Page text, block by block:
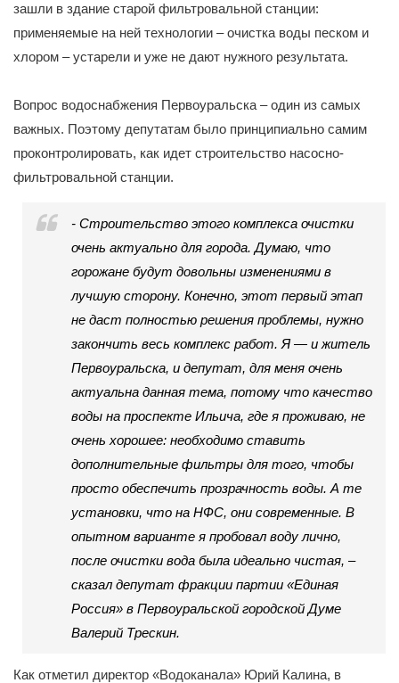
зашли в здание старой фильтровальной станции:
применяемые на ней технологии – очистка воды песком и
хлором – устарели и уже не дают нужного результата.
Вопрос водоснабжения Первоуральска – один из самых
важных. Поэтому депутатам было принципиально самим
проконтролировать, как идет строительство насосно-
фильтровальной станции.
- Строительство этого комплекса очистки
очень актуально для города. Думаю, что
горожане будут довольны изменениями в
лучшую сторону. Конечно, этот первый этап
не даст полностью решения проблемы, нужно
закончить весь комплекс работ. Я — и житель
Первоуральска, и депутат, для меня очень
актуальна данная тема, потому что качество
воды на проспекте Ильича, где я проживаю, не
очень хорошее: необходимо ставить
дополнительные фильтры для того, чтобы
просто обеспечить прозрачность воды. А те
установки, что на НФС, они современные. В
опытном варианте я пробовал воду лично,
после очистки вода была идеально чистая, –
сказал депутат фракции партии «Единая
Россия» в Первоуральской городской Думе
Валерий Трескин.
Как отметил директор «Водоканала» Юрий Калина, в